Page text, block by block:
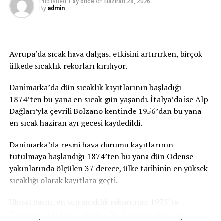
Published 1 ay önce on Haziran 28, 2026
By admin
Avrupa’da sıcak hava dalgası etkisini artırırken, birçok
ülkede sıcaklık rekorları kırılıyor.
Danimarka’da dün sıcaklık kayıtlarının başladığı
1874’ten bu yana en sıcak gün yaşandı. İtalya’da ise Alp
Dağları’yla çevrili Bolzano kentinde 1956’dan bu yana
en sıcak haziran ayı gecesi kaydedildi.
Danimarka’da resmi hava durumu kayıtlarının
tutulmaya başlandığı 1874’ten bu yana dün Odense
yakınlarında ölçülen 37 derece, ülke tarihinin en yüksek
sıcaklığı olarak kayıtlara geçti.